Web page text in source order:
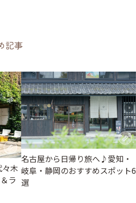
記事
木
ラ
名古屋から日帰り旅へ♪愛知・
岐阜・静岡のおすすめスポット6
選